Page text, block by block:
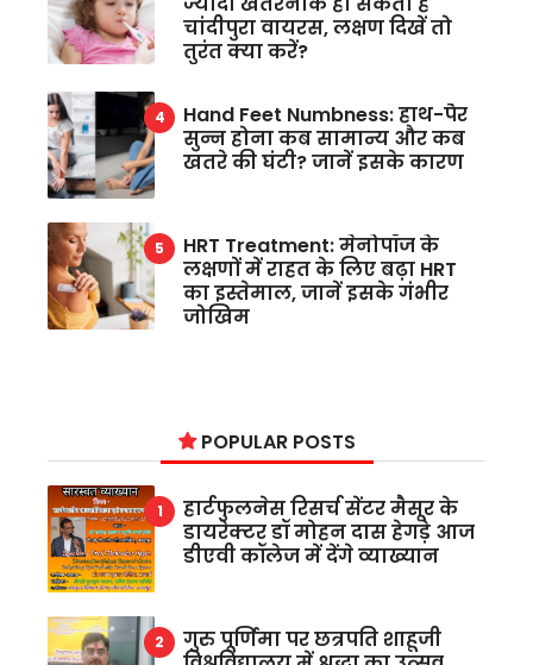
चांदीपुरा वायरस, लक्षण दिखें तो
तुरंत क्या करें?
Hand Feet Numbness: हाथ-पैर
सुन्न होना कब सामान्य और कब
खतरे की घंटी? जानें इसके कारण
HRT Treatment: मेनोपॉज के
लक्षणों में राहत के लिए बढ़ा HRT
का इस्तेमाल, जानें इसके गंभीर
जोखिम
POPULAR POSTS
हार्टफुलनेस रिसर्च सेंटर मैसूर के
डायरेक्टर डॉ मोहन दास हेगड़े आज
डीएवी कॉलेज में देंगे व्याख्यान
गुरु पूर्णिमा पर छत्रपति शाहूजी